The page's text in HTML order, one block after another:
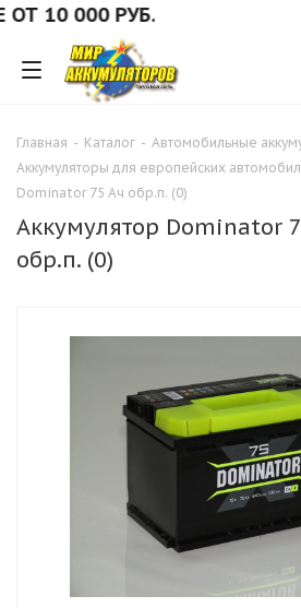
000 РУБ.
Главная - Каталог - Автомобильные
Аккумуляторы для европейских
Dominator 75 Ач обр.п. (0)
Аккумулятор Dominator
обр.п. (0)